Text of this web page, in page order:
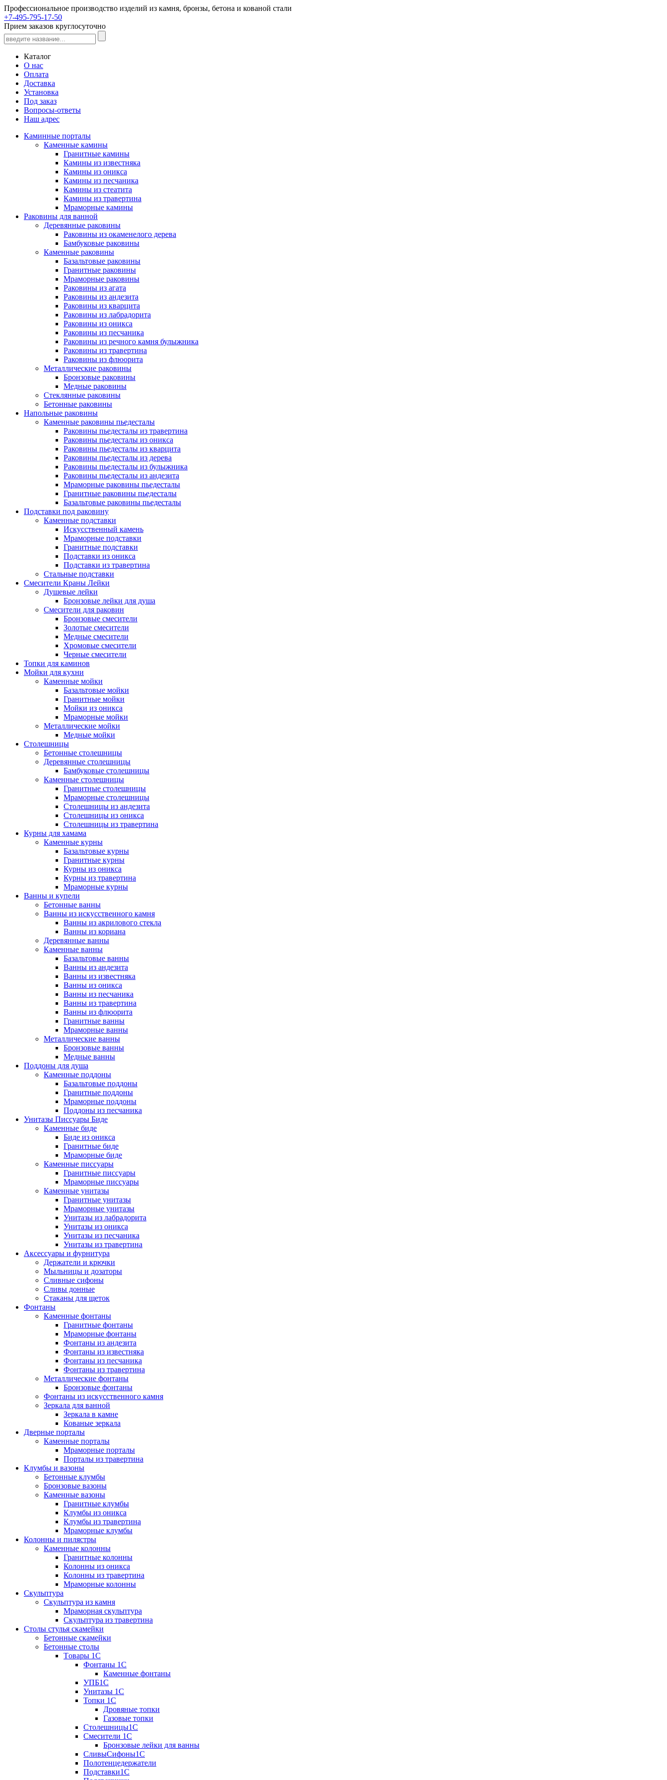
Профессиональное производство изделий из камня, бронзы, бетона и кованой стали
+7-495-795-17-50
Прием заказов круглосуточно
Каталог
О нас
Оплата
Доставка
Установка
Под заказ
Вопросы-ответы
Наш адрес
Каминные порталы
Каменные камины
Гранитные камины
Камины из известняка
Камины из оникса
Камины из песчаника
Камины из стеатита
Камины из травертина
Мраморные камины
Раковины для ванной
Деревянные раковины
Раковины из окаменелого дерева
Бамбуковые раковины
Каменные раковины
Базальтовые раковины
Гранитные раковины
Мраморные раковины
Раковины из агата
Раковины из андезита
Раковины из кварцита
Раковины из лабрадорита
Раковины из оникса
Раковины из песчаника
Раковины из речного камня булыжника
Раковины из травертина
Раковины из флюорита
Металлические раковины
Бронзовые раковины
Медные раковины
Стеклянные раковины
Бетонные раковины
Напольные раковины
Каменные раковины пьедесталы
Раковины пьедесталы из травертина
Раковины пьедесталы из оникса
Раковины пьедесталы из кварцита
Раковины пьедесталы из дерева
Раковины пьедесталы из булыжника
Раковины пьедесталы из андезита
Мраморные раковины пьедесталы
Гранитные раковины пьедесталы
Базальтовые раковины пьедесталы
Подставки под раковину
Каменные подставки
Искусственный камень
Мраморные подставки
Гранитные подставки
Подставки из оникса
Подставки из травертина
Стальные подставки
Смесители Краны Лейки
Душевые лейки
Бронзовые лейки для душа
Смесители для раковин
Бронзовые смесители
Золотые смесители
Медные смесители
Хромовые смесители
Черные смесители
Топки для каминов
Мойки для кухни
Каменные мойки
Базальтовые мойки
Гранитные мойки
Мойки из оникса
Мраморные мойки
Металлические мойки
Медные мойки
Столешницы
Бетонные столешницы
Деревянные столешницы
Бамбуковые столешницы
Каменные столешницы
Гранитные столешницы
Мраморные столешницы
Столешницы из андезита
Столешницы из оникса
Столешницы из травертина
Курны для хамама
Каменные курны
Базальтовые курны
Гранитные курны
Курны из оникса
Курны из травертина
Мраморные курны
Ванны и купели
Бетонные ванны
Ванны из искусственного камня
Ванны из акрилового стекла
Ванны из кориана
Деревянные ванны
Каменные ванны
Базальтовые ванны
Ванны из андезита
Ванны из известняка
Ванны из оникса
Ванны из песчаника
Ванны из травертина
Ванны из флюорита
Гранитные ванны
Мраморные ванны
Металлические ванны
Бронзовые ванны
Медные ванны
Поддоны для душа
Каменные поддоны
Базальтовые поддоны
Гранитные поддоны
Мраморные поддоны
Поддоны из песчаника
Унитазы Писсуары Биде
Каменные биде
Биде из оникса
Гранитные биде
Мраморные биде
Каменные писсуары
Гранитные писсуары
Мраморные писсуары
Каменные унитазы
Гранитные унитазы
Мраморные унитазы
Унитазы из лабрадорита
Унитазы из оникса
Унитазы из песчаника
Унитазы из травертина
Аксессуары и фурнитура
Держатели и крючки
Мыльницы и дозаторы
Сливные сифоны
Сливы донные
Стаканы для щеток
Фонтаны
Каменные фонтаны
Гранитные фонтаны
Мраморные фонтаны
Фонтаны из андезита
Фонтаны из известняка
Фонтаны из песчаника
Фонтаны из травертина
Металлические фонтаны
Бронзовые фонтаны
Фонтаны из искусственного камня
Зеркала для ванной
Зеркала в камне
Кованые зеркала
Дверные порталы
Каменные порталы
Мраморные порталы
Порталы из травертина
Клумбы и вазоны
Бетонные клумбы
Бронзовые вазоны
Каменные вазоны
Гранитные клумбы
Клумбы из оникса
Клумбы из травертина
Мраморные клумбы
Колонны и пилястры
Каменные колонны
Гранитные колонны
Колонны из оникса
Колонны из травертина
Мраморные колонны
Скульптура
Скульптура из камня
Мраморная скульптура
Скульптура из травертина
Столы стулья скамейки
Бетонные скамейки
Бетонные столы
Tовары 1C
Фонтаны 1C
Каменные фонтаны
УПБ1С
Унитазы 1С
Топки 1С
Дровяные топки
Газовые топки
Столешницы1С
Смесители 1С
Бронзовые лейки для ванны
СливыСифоны1С
Полотенцедержатели
Подставки1С